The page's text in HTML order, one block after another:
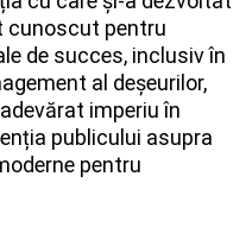
cunoscut pentru
de succes, inclusiv în
al deșeurilor,
imperiu în
publicului asupra
pentru